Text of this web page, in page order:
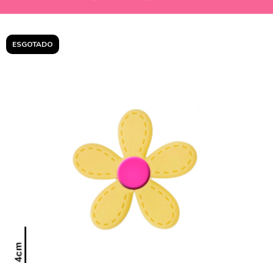
ESGOTADO